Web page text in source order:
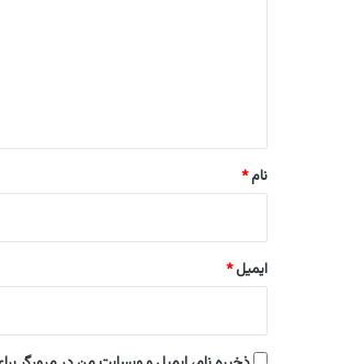
نام*
ایمیل*